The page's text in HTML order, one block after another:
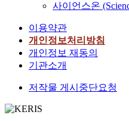
사이언스온
이용약관
개인정보처리방침
개인정보 재동의
기관소개
저작물 게시중단요청